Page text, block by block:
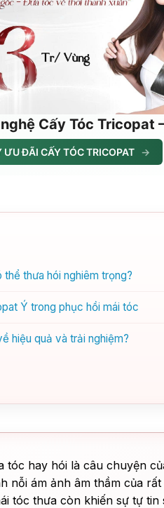
Cấy Tóc Tricopat
ƯU ĐÃI CẤY TÓC TRICOPAT →
thưa hói nghiêm trọng?
Ý trong phục hồi mái tóc
hiệu quả và trải nghiệm?
hay hói là câu chuyện
nỗi ám ảnh âm thầm của
tóc thưa còn khiến sự tự tin